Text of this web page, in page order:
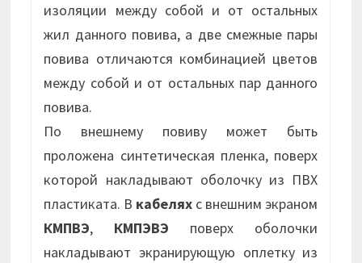
изоляции между собой и от остальных
жил данного повива, а две смежные пары
повива отличаются комбинацией цветов
между собой и от остальных пар данного
повива.
По внешнему повиву может быть
проложена синтетическая пленка, поверх
которой накладывают оболочку из ПВХ
пластиката. В кабелях с внешним экраном
КМПВЭ, КМПЭВЭ поверх оболочки
накладывают экранирующую оплетку из